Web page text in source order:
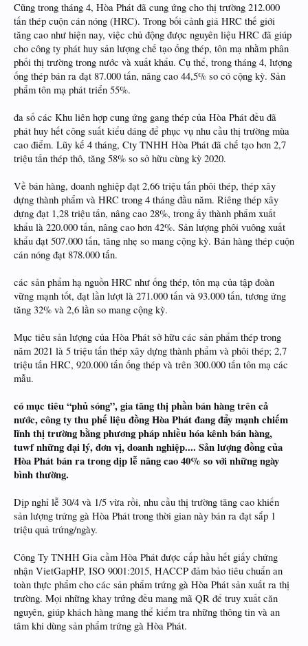
Cũng trong tháng 4, Hòa Phát đã cung ứng cho thị trường 212.000
tấn thép cuộn cán nóng (HRC). Trong bối cảnh giá HRC thế giới
tăng cao như hiện nay, việc chủ động được nguyên liệu HRC đã giúp
cho công ty phát huy sản lượng chế tạo ống thép, tôn mạ nhằm phân
phối thị trường trong nước và xuất khẩu. Cụ thể, trong tháng 4, lượng
ống thép bán ra đạt 87.000 tấn, nâng cao 44,5% so có cộng kỳ. Sản
phẩm tôn mạ phát triển 55%.
đa số các Khu liên hợp cung ứng gang thép của Hòa Phát đều đã
phát huy hết công suất kiểu dáng để phục vụ nhu cầu thị trường mùa
cao điểm. Lũy kế 4 tháng, Cty TNHH Hòa Phát đã chế tạo hơn 2,7
triệu tấn thép thô, tăng 58% so sở hữu cùng kỳ 2020.
Về bán hàng, doanh nghiệp đạt 2,66 triệu tấn phôi thép, thép xây
dựng thành phẩm và HRC trong 4 tháng đầu năm. Riêng thép xây
dựng đạt 1,28 triệu tấn, nâng cao 28%, trong ấy thành phẩm xuất
khẩu là 220.000 tấn, nâng cao hơn 42%. Sản lượng phôi vuông xuất
khẩu đạt 507.000 tấn, tăng nhẹ so mang cộng kỳ. Bán hàng thép cuộn
cán nóng đạt 878.000 tấn.
các sản phẩm hạ nguồn HRC như ống thép, tôn mạ của tập đoàn
vững mạnh tốt, đạt lần lượt là 271.000 tấn và 93.000 tấn, tương ứng
tăng 32% và 2,6 lần so mang cộng kỳ.
Mục tiêu sản lượng của Hòa Phát sở hữu các sản phẩm thép trong
năm 2021 là 5 triệu tấn thép xây dựng thành phẩm và phôi thép; 2,7
triệu tấn HRC, 920.000 tấn ống thép và trên 300.000 tấn tôn mạ các
mẫu.
có mục tiêu “phủ sóng”, gia tăng thị phần bán hàng trên cả
nước, công ty thu phế liệu đồng Hòa Phát đang đẩy mạnh chiếm
lĩnh thị trường bằng phương pháp nhiều hóa kênh bán hàng,
tuwf những đại lý, đơn vị, doanh nghiệp.... Sản lượng đồng của
Hòa Phát bán ra trong dịp lễ nâng cao 40% so với những ngày
bình thường.
Dịp nghỉ lễ 30/4 và 1/5 vừa rồi, nhu cầu thị trường tăng cao khiến
sản lượng trứng gà Hòa Phát trong thời gian này bán ra đạt sắp 1
triệu quả trứng/ngày.
Công Ty TNHH Gia cầm Hòa Phát được cấp hầu hết giấy chứng
nhận VietGapHP, ISO 9001:2015, HACCP đảm bảo tiêu chuẩn an
toàn thực phẩm cho các sản phẩm trứng gà Hòa Phát sản xuất ra thị
trường. Mọi những khay trứng đều mang mã QR để truy xuất căn
nguyên, giúp khách hàng mang thể kiểm tra những thông tin và an
tâm khi dùng sản phẩm trứng gà Hòa Phát.